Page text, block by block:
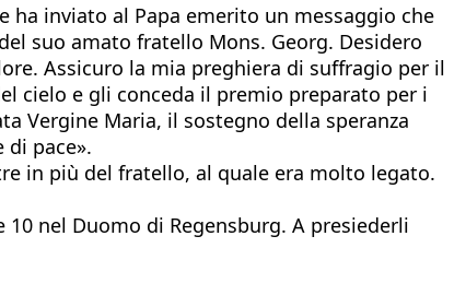
ha inviato al Papa emerito un messaggio che
suo amato fratello Mons. Georg. Desidero
Assicuro la mia preghiera di suffragio per il
cielo e gli conceda il premio preparato per i
Vergine Maria, il sostegno della speranza
di pace».
in più del fratello, al quale era molto legato.
nel Duomo di Regensburg. A presiederli